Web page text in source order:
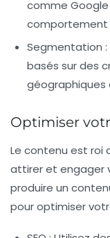
comme Google
comportement
Segmentation :
basés sur des
Optimiser
Le contenu est roi
attirer et engager
produire un
pour optimiser